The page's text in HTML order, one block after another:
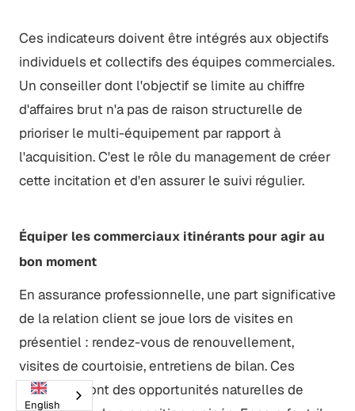
Ces indicateurs doivent être intégrés aux objectifs
individuels et collectifs des équipes commerciales.
Un conseiller dont l'objectif se limite au chiffre
d'affaires brut n'a pas de raison structurelle de
prioriser le multi-équipement par rapport à
l'acquisition. C'est le rôle du management de créer
cette incitation et d'en assurer le suivi régulier.
Équiper les commerciaux itinérants pour agir au
bon moment
En assurance professionnelle, une part significative
de la relation client se joue lors de visites en
présentiel : rendez-vous de renouvellement,
visites de courtoisie, entretiens de bilan. Ces
moments sont des opportunités naturelles de
English